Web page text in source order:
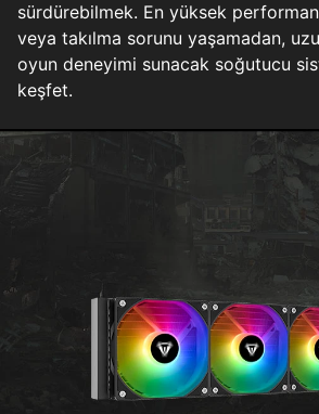
sürdürebilmek. En yüksek
veya takılma sorunu yaşamadan,
oyun deneyimi sunacak soğutucu
keşfet.